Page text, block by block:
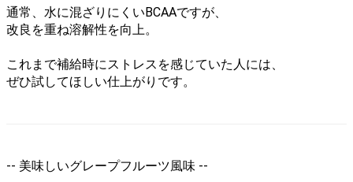
通常、水に混ざりにくいBCAAですが、
改良を重ね溶解性を向上。
これまで補給時にストレスを感じていた人には、
ぜひ試してほしい仕上がりです。
-- 美味しいグレープフルーツ風味 --
手首
その他
小物